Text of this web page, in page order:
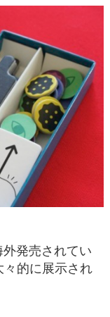
発売されてい
々的に展示され